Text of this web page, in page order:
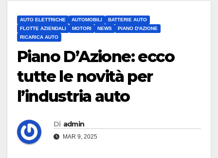
AUTO ELETTRICHE AUTOMOBILI
BATTERIE AUTO
FLOTTE AZIENDALI
MOTORI NEWS
PIANO D'AZIONE
RICARICA AUTO
Piano D’Azione: ecco
tutte le novità per
l’industria auto
Di admin
MAR 9, 2025